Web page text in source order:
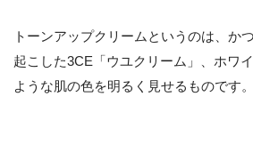
トーンアップクリームというのは、か
起こした3CE「ウユクリーム」、ホワ
ような肌の色を明るく見せるものです。